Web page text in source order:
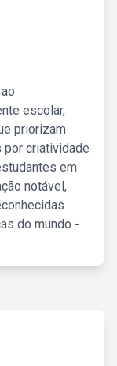
escolar,
priorizam
por criatividade
em
notável,
do mundo -